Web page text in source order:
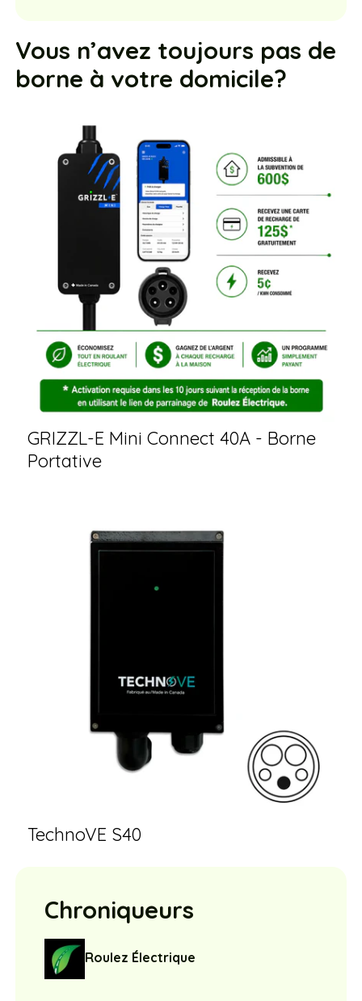
Vous n’avez toujours pas de
borne à votre domicile?
GRIZZL-E Mini Connect 40A - Borne
Portative
TechnoVE S40
Chroniqueurs
Roulez Électrique